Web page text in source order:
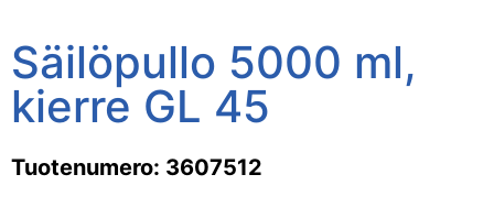
Säilöpullo 5000 ml,
kierre GL 45
Tuotenumero: 3607512